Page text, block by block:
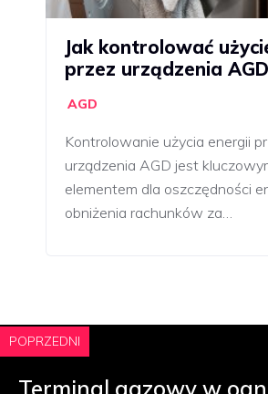
Jak kontrolować
przez urządzenia
AGD
Kontrolowanie użycia energii
urządzenia AGD jest
elementem dla oszczędności
obniżenia rachunków za…
POPRZEDNI
Terminal gazowy w